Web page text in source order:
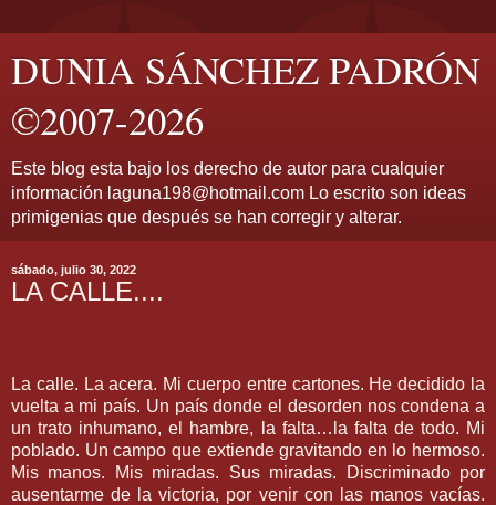
DUNIA SÁNCHEZ PADRÓN
©2007-2026
Este blog esta bajo los derecho de autor para cualquier
información laguna198@hotmail.com Lo escrito son ideas
primigenias que después se han corregir y alterar.
sábado, julio 30, 2022
LA CALLE....
La calle. La acera. Mi cuerpo entre cartones. He decidido la
vuelta a mi país. Un país donde el desorden nos condena a
un trato inhumano, el hambre, la falta…la falta de todo. Mi
poblado. Un campo que extiende gravitando en lo hermoso.
Mis manos. Mis miradas. Sus miradas. Discriminado por
ausentarme de la victoria, por venir con las manos vacías.